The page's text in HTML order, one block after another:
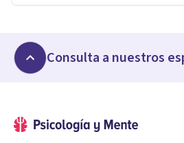
Consulta a nuestros